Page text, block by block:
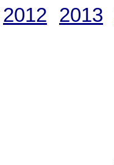
2012 2013